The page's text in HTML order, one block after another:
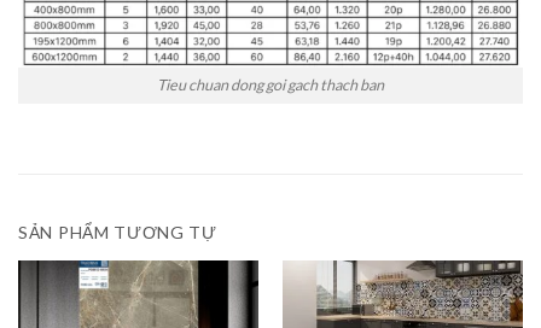
Tieu chuan dong goi gach thach ban
SẢN PHẨM TƯƠNG TỰ